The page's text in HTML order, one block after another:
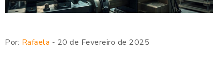
Por: Rafaela - 20 de Fevereiro de 2025